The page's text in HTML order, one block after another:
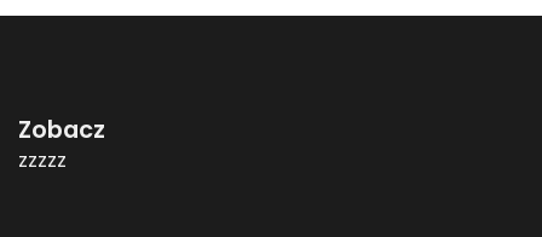
Zobacz
zzzzz